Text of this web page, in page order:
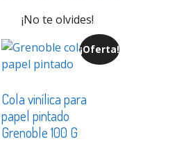
¡No te olvides!
¡Oferta!
Cola vinílica para
papel pintado
Grenoble 100 G